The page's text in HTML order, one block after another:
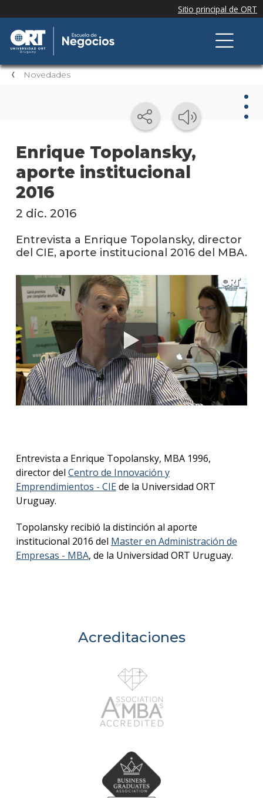
Novedades
Enrique Topolansky,
aporte institucional
2016
Blog
de
2 dic. 2016
Entrevista a Enrique Topolansky, director
del CIE, aporte institucional 2016 del MBA.
Entrevista a Enrique Topolansky, MBA 1996,
director del Centro de Innovación y
Emprendimientos - CIEde la Universidad ORT
Uruguay.
Topolansky recibió la distinción al aporte
institucional 2016 del Master en Administración de
Empresas - MBA, de la Universidad ORT Uruguay.
Acreditaciones